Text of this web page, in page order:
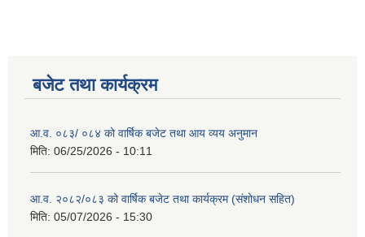
बजेट तथा कार्यक्रम
आ.व. ०८३/ ०८४ को वार्षिक बजेट तथा आय व्यय अनुमान
मिति: 06/25/2026 - 10:11
आ.व. २०८२/०८३ को वार्षिक बजेट तथा कार्यक्रम (संशोधन सहित)
मिति: 05/07/2026 - 15:30